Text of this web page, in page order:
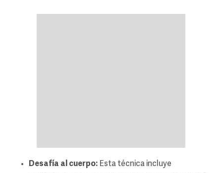
Desafía al cuerpo: Esta técnica incluye